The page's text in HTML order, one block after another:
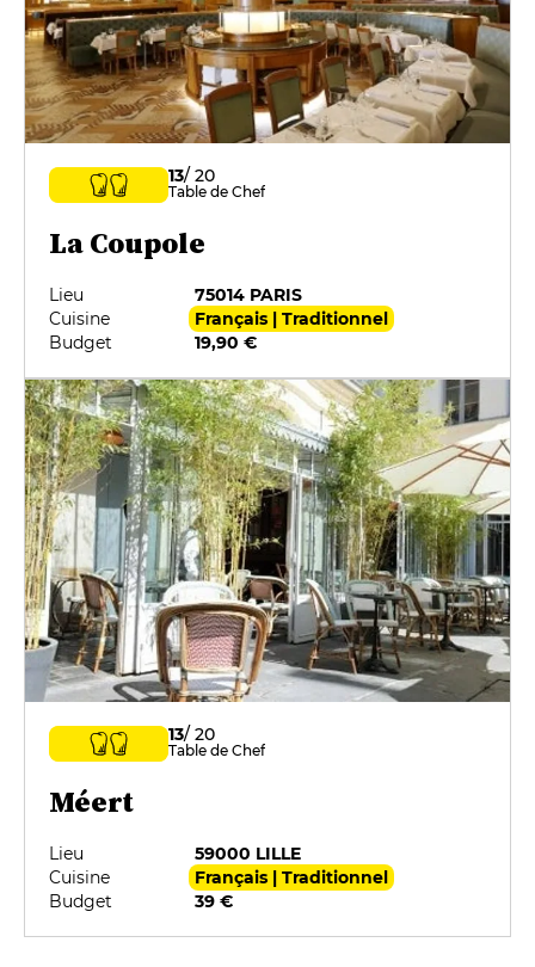
13/ 20
Table de Chef
La Coupole
Lieu
75014 PARIS
Cuisine
Français | Traditionnel
Budget
19,90 €
13/ 20
Table de Chef
Méert
Lieu
59000 LILLE
Cuisine
Français | Traditionnel
Budget
39 €